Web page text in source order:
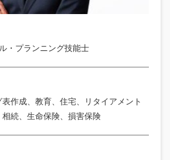
・プランニング技能士
作成、教育、住宅、リタイアメント
続、生命保険、損害保険